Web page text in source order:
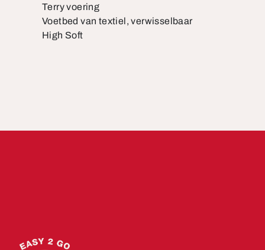
Terry voering
Voetbed van textiel, verwisselbaar
High Soft